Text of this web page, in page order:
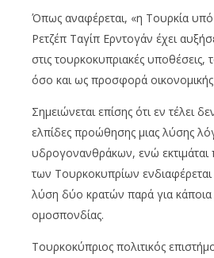
Όπως αναφέρεται, «η Τουρκία
Ρετζέπ Ταγίπ Ερντογάν έχει
στις τουρκοκυπριακές υποθέσεις,
όσο και ως προσφορά οικονομικής
Σημειώνεται επίσης ότι εν τέλει
ελπίδες προώθησης μιας λύσης
υδρογονανθράκων, ενώ
των Τουρκοκυπρίων ενδιαφέρεται
λύση δύο κρατών παρά για
ομοσπονδίας.
Τουρκοκύπριος πολιτικός